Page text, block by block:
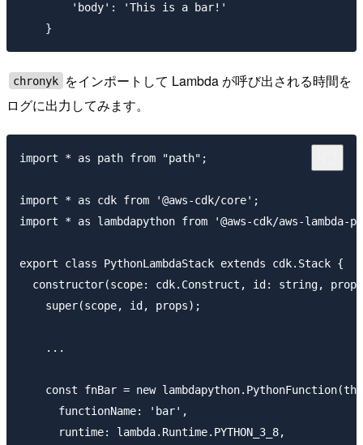
        'body': 'This is a bar!'
chronyk
をインポートして Lambda が呼び出される時間を
ログに出力してみます。
import * as path from "path";
import * as cdk from '@aws-cdk/core';
import * as lambdapython from '@aws-cdk/aws-lambda-
export class PythonLambdaStack extends cdk.Stack {
constructor(scope: cdk.Construct, id: string,
    super(scope, id, props);
    ...
const fnBar = new
      functionName: 'bar',
      runtime: lambda.Runtime.PYTHON_3_8,